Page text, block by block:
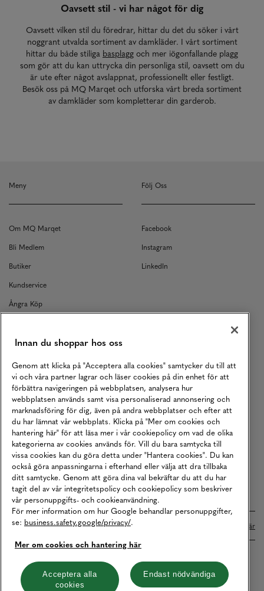
Oavsett stil - vi har något för dig
Oavsett vilken stil du föredrar, hittar du det du söker i vårt
noggrant utvalda sortiment av damkläder. I vårt sortiment
hittar du både stiliga basplagg och mer iögonfallande plagg
som gör att du kan uttrycka din personliga stil, oavsett om du
är ute efter något avslappnat, professionellt eller festligt.
Besök oss på MQ Marqet och utforska vårt breda sortiment
av damkläder som kompletterar din garderob.
Meny
Om MQ Marqet
Bli Medlem
Butiker
Kundservice
Ångra Köp
Returer
Karriär
Vårt Ansvar
Våra Tjänster
Press
Studentrabatt
B2B
Tillgänglighetsredogörelse
Följ Oss
Facebook
Instagram
LinkedIn
Betalningar online sköts i samarbete med Klarna. Läs mer här
Cookies Dataskydd Integritetspolicy
Hantera cookies
Innan du shoppar hos oss
Genom att klicka på "Acceptera alla cookies" samtycker du till att
vi och våra partner lagrar och läser cookies på din enhet för att
förbättra navigeringen på webbplatsen, analysera hur
webbplatsen används samt visa personaliserad annonsering och
marknadsföring för dig, även på andra webbplatser och efter att
du har lämnat vår webbplats. Klicka på "Mer om cookies och
hantering här" för att läsa mer i vår cookiepolicy om vad de olika
kategorierna av cookies används för. Vill du bara samtycka till
vissa cookies kan du göra detta under "Hantera cookies". Du kan
också göra anpassningarna i efterhand eller välja att dra tillbaka
ditt samtycke. Genom att göra dina val bekräftar du att du har
tagit del av vår integritetspolicy och cookiepolicy som beskriver
vår personuppgifts- och cookieanvändning.
För mer information om hur Google behandlar personuppgifter,
se: business.safety.google/privacy/.
Mer om cookies och hantering här
Acceptera alla
cookies
Endast nödvändiga